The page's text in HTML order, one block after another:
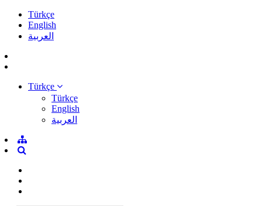
Türkçe
English
العربية
Türkçe
Türkçe
English
العربية